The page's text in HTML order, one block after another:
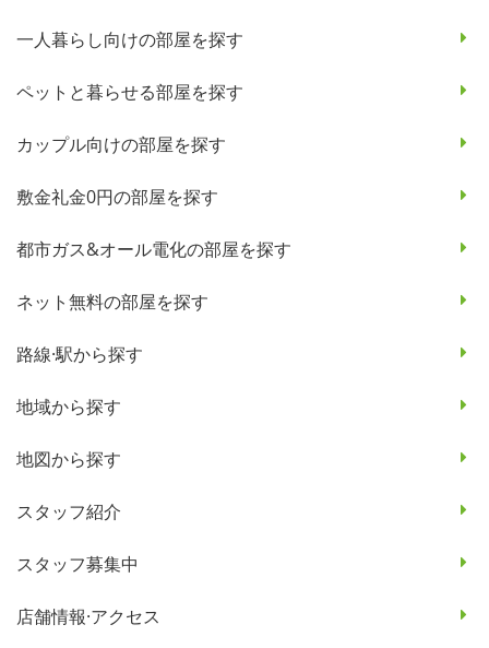
一人暮らし向けの部屋を探す
ペットと暮らせる部屋を探す
カップル向けの部屋を探す
敷金礼金0円の部屋を探す
都市ガス&オール電化の部屋を探す
ネット無料の部屋を探す
路線·駅から探す
地域から探す
地図から探す
スタッフ紹介
スタッフ募集中
店舗情報·アクセス